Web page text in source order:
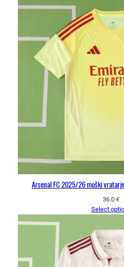
Arsenal FC 2025/26 moški
36.0 €
Select